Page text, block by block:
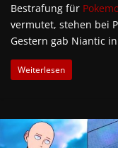
Bestrafung für
vermutet, stehen bei
Gestern gab Niantic in
Weiterlesen